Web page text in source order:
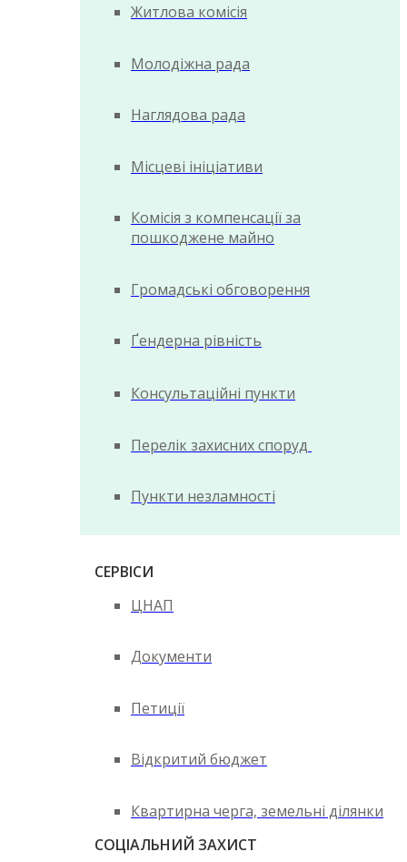
Житлова комісія
Молодіжна рада
Наглядова рада
Місцеві ініціативи
Комісія з компенсації за
пошкоджене майно
Громадські обговорення
Ґендерна рівність
Консультаційні пункти
Перелік захисних споруд
Пункти незламності
СЕРВІСИ
ЦНАП
Документи
Петиції
Відкритий бюджет
Квартирна черга, земельні ділянки
СОЦІАЛЬНИЙ ЗАХИСТ